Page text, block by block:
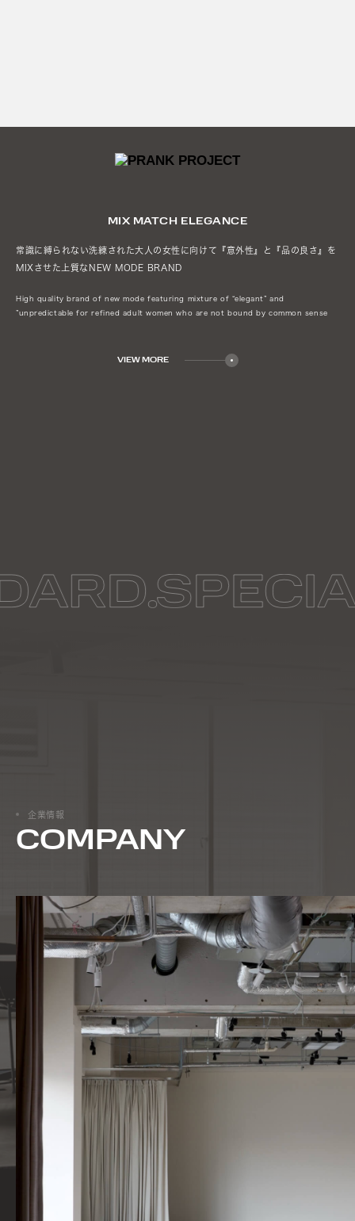
MIX MATCH ELEGANCE
常識に縛られない洗練された大人の女性に向けて『意外性』と
『品の良さ』を
MIXさせた上質なNEW MODE BRAND
High quality brand of new mode featuring mixture of “elegant” and
”unpredictable for refined adult women who are not bound by common sense
VIEW MORE
企業情報
COMPANY